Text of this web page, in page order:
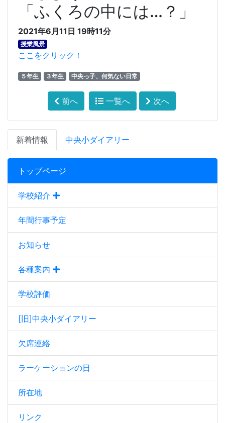
トップページ
学校紹介
年間行事予定
お知らせ
各種案内
学校評価
[旧]中央小ダイアリー
欠席連絡
ラーケーションの日
所在地
リンク
「ふくろの中には…？」
2021年6月11日 19時11分
授業風景
ここをクリック！
５年生 ３年生 中央っ子、何気ない日常
前へ 一覧へ 次へ
新着情報 中央小ダイアリー